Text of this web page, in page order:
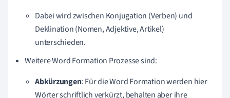
Dabei wird zwischen Konjugation (Verben) und
Deklination (Nomen, Adjektive, Artikel)
unterschieden.
Weitere Word Formation Prozesse sind:
Abkürzungen: Für die Word Formation werden hier
Wörter schriftlich verkürzt, behalten aber ihre